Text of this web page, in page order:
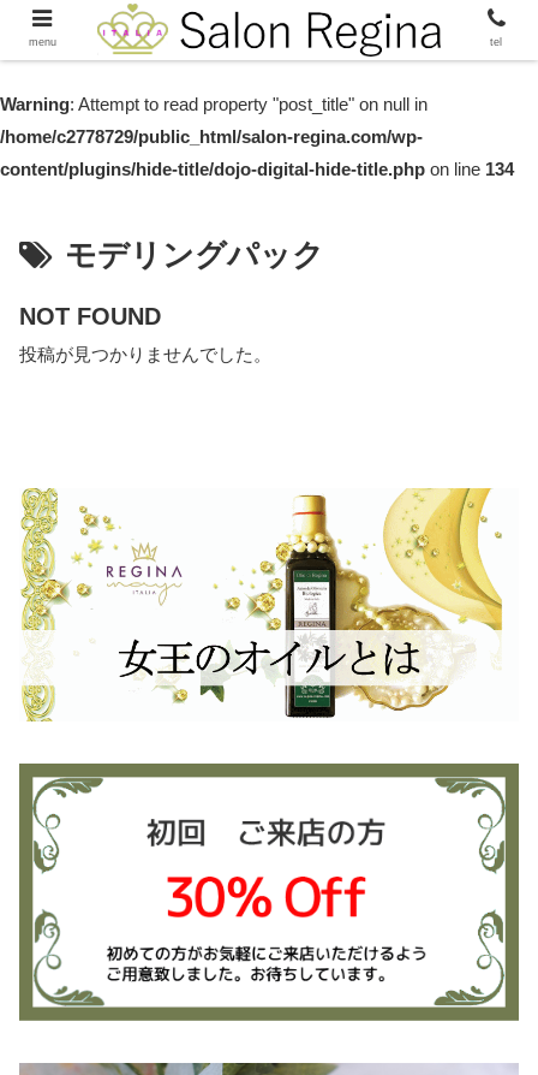
Warning: Attempt to read property "post_title" on null in
/home/c2778729/public_html/salon-regina.com/wp-
content/plugins/hide-title/dojo-digital-hide-title.php on line 134
モデリングパック
NOT FOUND
投稿が見つかりませんでした。
menu tel